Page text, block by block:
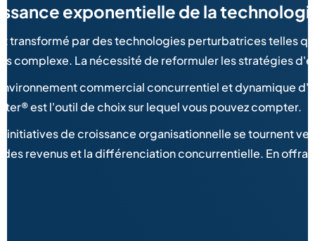
exponentielle de la
transformé par des technologies perturbatrices telles
complexe. La nécessité de reformuler les stratégies
commercial concurrentiel et dynamique
est l'outil de choix sur lequel vous pouvez compter.
de croissance organisationnelle se tournent
revenus et la différenciation concurrentielle. En